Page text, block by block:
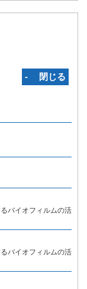
‐ 閉じる
バイオフィルムの活
バイオフィルムの活